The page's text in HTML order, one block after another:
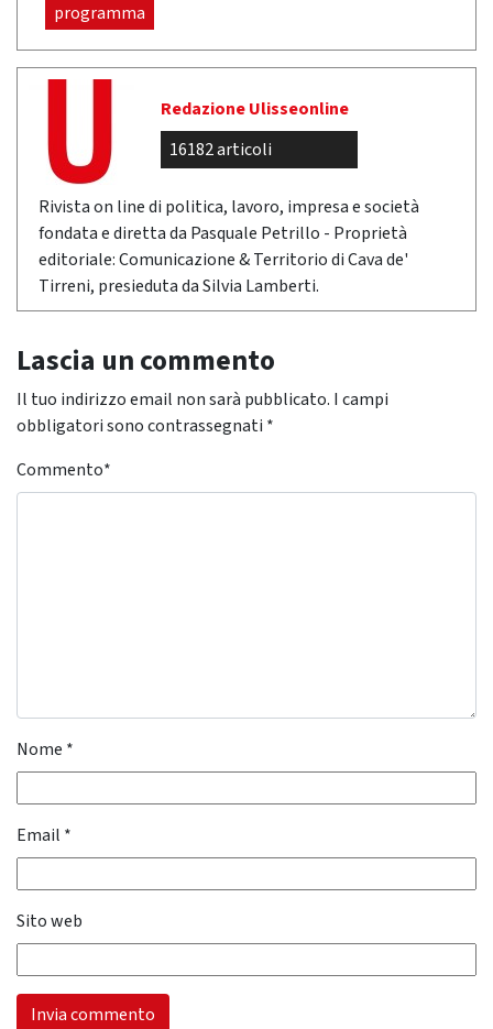
programma
Redazione Ulisseonline
16182 articoli
Rivista on line di politica, lavoro, impresa e società
fondata e diretta da Pasquale Petrillo - Proprietà
editoriale: Comunicazione & Territorio di Cava de'
Tirreni, presieduta da Silvia Lamberti.
Lascia un commento
Il tuo indirizzo email non sarà pubblicato. I campi
obbligatori sono contrassegnati *
Commento*
Nome *
Email *
Sito web